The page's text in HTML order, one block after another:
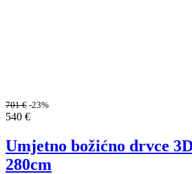
701€ -23%
540 €
Umjetno božićno drvce
280cm